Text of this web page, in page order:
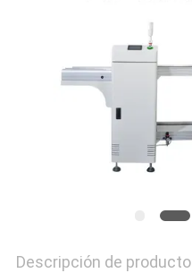
PRIVACIDAD
Descripción de producto